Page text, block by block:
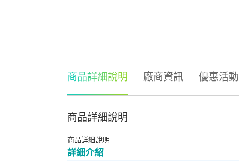
商品詳細說明 廠商資訊 優惠活動
商品詳細說明
商品詳細說明
詳細介紹